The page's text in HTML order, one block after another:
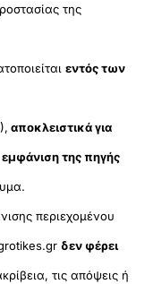
της
εντός των
αποκλειστικά για
εμφάνιση της πηγής
περιεχομένου
δεν φέρει
τις απόψεις ή